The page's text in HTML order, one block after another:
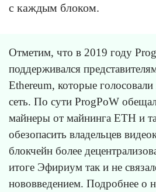
с каждым блоком.
Отметим, что в 2019 году
поддерживался
Ethereum, которые голосовали
сеть. По сути ProgPoW
майнеры от майнинга ETH и
обезопасить владельцев
блокчейн более
итоге Эфириум так и не
нововведением. Подробнее о